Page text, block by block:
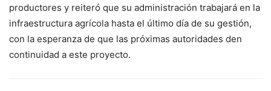
productores y reiteró que su administración trabajará en la
infraestructura agrícola hasta el último día de su gestión,
con la esperanza de que las próximas autoridades den
continuidad a este proyecto.